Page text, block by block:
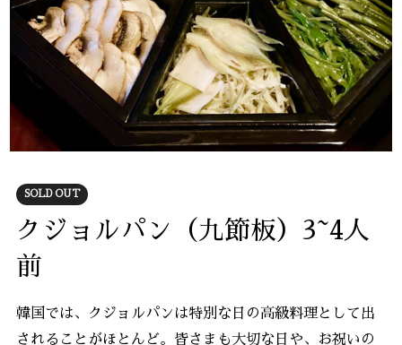
SOLD OUT
クジョルパン（九節板）3~4人
前
韓国では、クジョルパンは特別な日の高級料理として出
されることがほとんど。皆さまも大切な日や、お祝いの